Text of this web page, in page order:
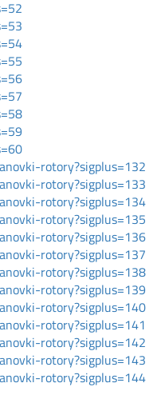
rotory?sigplus=132
rotory?sigplus=133
rotory?sigplus=134
rotory?sigplus=135
rotory?sigplus=136
rotory?sigplus=137
rotory?sigplus=138
rotory?sigplus=139
rotory?sigplus=140
rotory?sigplus=141
rotory?sigplus=142
rotory?sigplus=143
rotory?sigplus=144